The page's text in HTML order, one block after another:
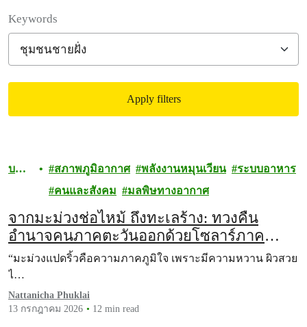
Keywords
Apply filters
บทค
สภาพภูมิอากาศ พลังงานหมุนเวียน
ระบบอาหาร
คนและสังคม
มลพิษทางอากาศ
จากมะม่วงช่อไหม้ ถึงทะเลร้าง: ทวงคืน
อำนาจคนภาคตะวันออกด้วยโซลาร์ภาค
ประชาชนแบบกระจายศูนย์
“มะม่วงแปดริ้วคือความภาคภูมิใจ เพราะมีความหวาน ผิวสวย
ไ…
Nattanicha Phuklai
13 กรกฎาคม 2026
12 min read